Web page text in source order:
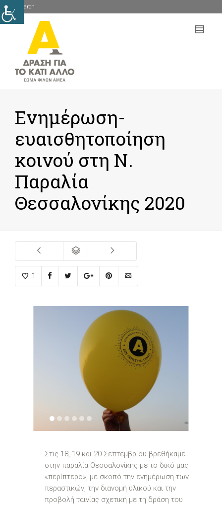
Search
Ενημέρωση-
ευαισθητοποίηση
κοινού στη Ν.
Παραλία
Θεσσαλονίκης 2020
1
1 2 3 4 5
Στις 18, 19 και 20 Σεπτεμβρίου βρεθήκαμε
στην παραλία Θεσσαλονίκης με το δικό μας
«περίπτερο», με σκοπό την ενημέρωση των
περαστικών, την διανομή υλικού και την
προβολή ταινίας σχετική με τη δράση του